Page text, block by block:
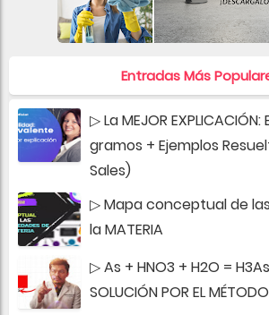
Entradas Más
▷ La MEJOR
gramos + Ejemplos
Sales)
▷ Mapa conceptual de
la MATERIA
▷ As + HNO3 + H2O =
SOLUCIÓN POR EL MÉTODO